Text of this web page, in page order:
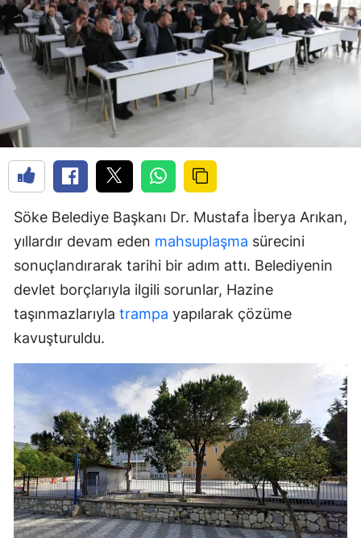
Söke Belediye Başkanı Dr. Mustafa İberya Arıkan,
yıllardır devam eden mahsuplaşma sürecini
sonuçlandırarak tarihi bir adım attı. Belediyenin
devlet borçlarıyla ilgili sorunlar, Hazine
taşınmazlarıyla trampa yapılarak çözüme
kavuşturuldu.